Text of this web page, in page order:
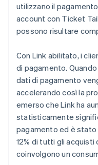
utilizzano il
account con Ticket
possono risultare
Con Link abilitato, i
di pagamento.
dati di pagamento
accelerando così la
emerso che Link ha
statisticamente
pagamento ed è
12% di tutti gli acquisti
coinvolgono un